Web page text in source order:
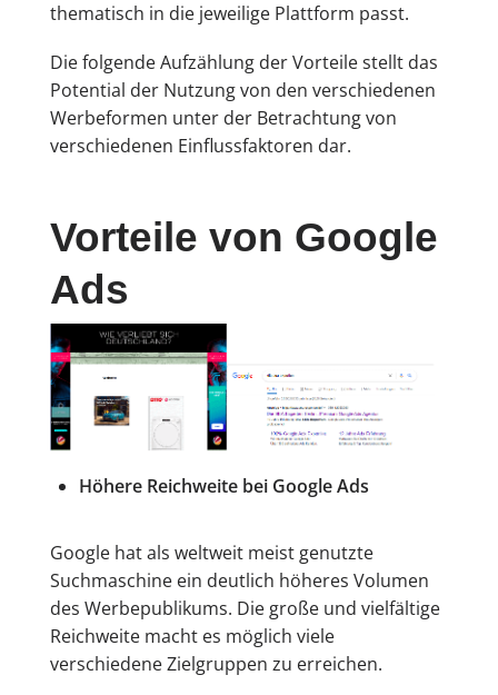
thematisch in die jeweilige Plattform passt.
Die folgende Aufzählung der Vorteile stellt das
Potential der Nutzung von den verschiedenen
Werbeformen unter der Betrachtung von
verschiedenen Einflussfaktoren dar.
Vorteile von Google
Ads
Höhere Reichweite bei Google Ads
Google hat als weltweit meist genutzte
Suchmaschine ein deutlich höheres Volumen
des Werbepublikums. Die große und vielfältige
Reichweite macht es möglich viele
verschiedene Zielgruppen zu erreichen.